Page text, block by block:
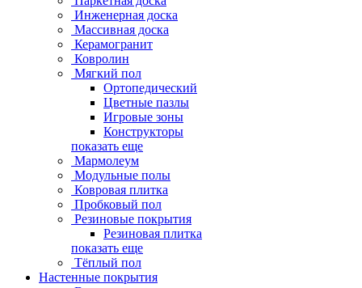
Инженерная доска
Массивная доска
Керамогранит
Ковролин
Мягкий пол
Ортопедический
Цветные пазлы
Игровые зоны
Конструкторы
показать еще
Мармолеум
Модульные полы
Ковровая плитка
Пробковый пол
Резиновые покрытия
Резиновая плитка
показать еще
Тёплый пол
Настенные покрытия